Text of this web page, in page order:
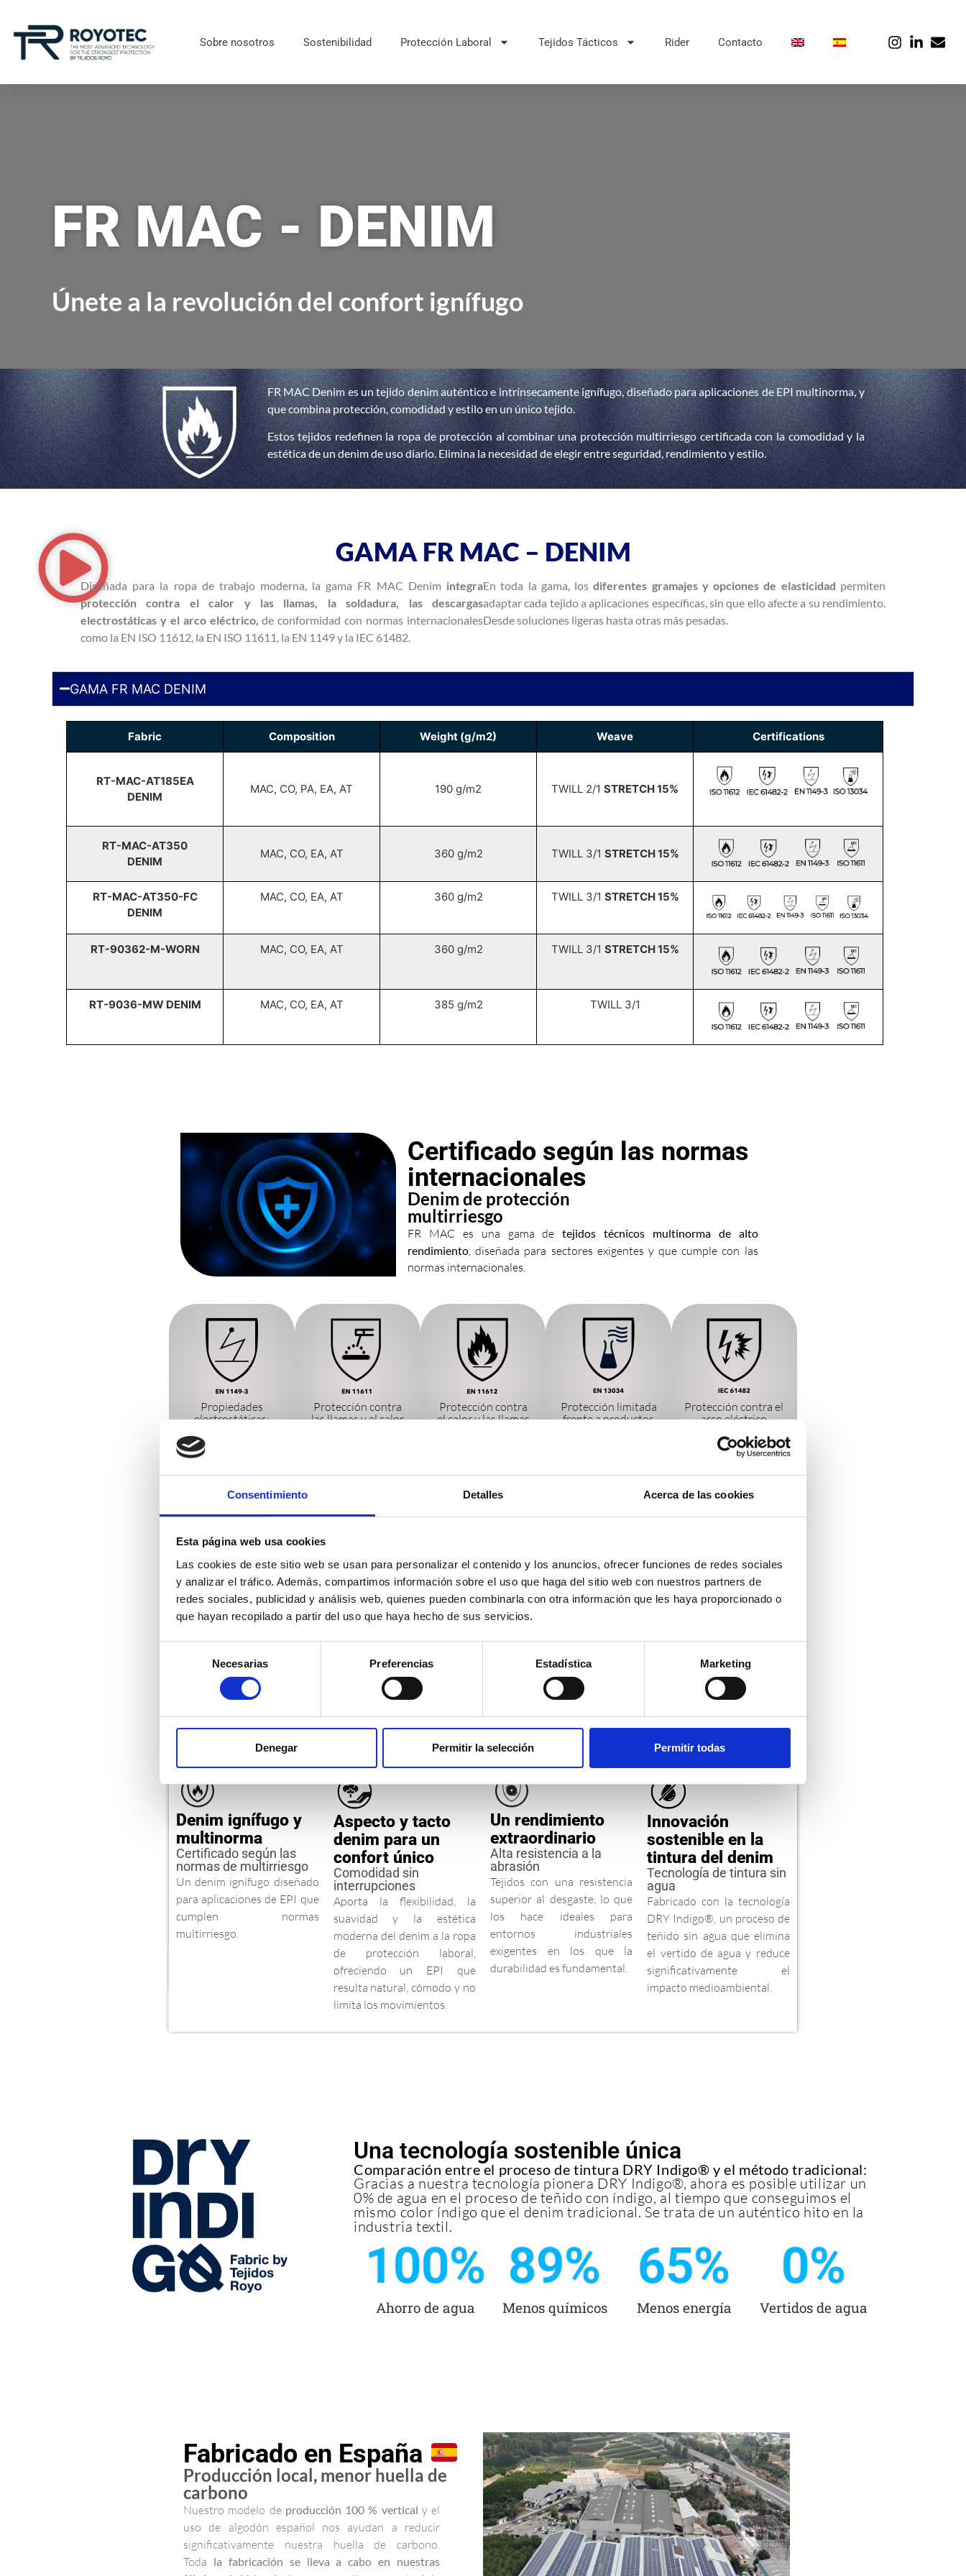
Consentimiento Detalles Acerca de las cookies
Esta página web usa cookies
Las cookies de este sitio web se usan para personalizar el contenido y los anuncios, ofrecer funciones de redes sociales
y analizar el tráfico. Además, compartimos información sobre el uso que haga del sitio web con nuestros partners de
redes sociales, publicidad y análisis web, quienes pueden combinarla con otra información que les haya proporcionado o
que hayan recopilado a partir del uso que haya hecho de sus servicios.
consentimiento
Necesarias Preferencias Estadística Marketing
Denegar Permitir la selección Permitir todas
Sobre nosotros Sostenibilidad Protección Laboral Tejidos Tácticos Rider Contacto
FR MAC - DENIM
Únete a la revolución del confort ignífugo
FR MAC Denim es un tejido denim auténtico e intrínsecamente ignífugo, diseñado para aplicaciones de EPI multinorma, y
que combina protección, comodidad y estilo en un único tejido.
Estos tejidos redefinen la ropa de protección al combinar una protección multirriesgo certificada con la comodidad y la
estética de un denim de uso diario. Elimina la necesidad de elegir entre seguridad, rendimiento y estilo.
GAMA FR MAC – DENIM
Diseñada para la ropa de trabajo moderna, la gama FR MAC Denim integra
protección contra el calor y las llamas, la soldadura, las descargas
electrostáticas y el arco eléctrico, de conformidad con normas internacionales
como la EN ISO 11612, la EN ISO 11611, la EN 1149 y la IEC 61482.
En toda la gama, losdiferentes gramajes y opciones de elasticidad permiten
adaptar cada tejido a aplicaciones específicas, sin que ello afecte a su rendimiento.
Desde soluciones ligeras hasta otras más pesadas.
GAMA FR MAC DENIM
Fabric Composition Weight (g/m2) Weave Certifications
RT-MAC-AT185EA
DENIM
MAC, CO, PA, EA, AT 190 g/m2 TWILL 2/1STRETCH 15%
RT-MAC-AT350
DENIM
MAC, CO, EA, AT 360 g/m2 TWILL 3/1 STRETCH 15%
RT-MAC-AT350-FC
DENIM
MAC, CO, EA, AT 360 g/m2 TWILL 3/1 STRETCH 15%
RT-90362-M-WORN MAC, CO, EA, AT 360 g/m2 TWILL 3/1 STRETCH 15%
RT-9036-MW DENIM MAC, CO, EA, AT 385 g/m2 TWILL 3/1
Certificado según las normas
internacionales
Denim de protección
multirriesgo
FR MAC es una gama detejidos técnicos multinorma de alto
rendimiento , diseñada para sectores exigentes y que cumple con las
normas internacionales.
Propiedades
electrostáticas:
Protección contra
las llamas y el calor
Protección contra
el calor y las llamas
Protección limitada
frente a productos
Protección contra el
arco eléctrico
EL AUTÉNTICO DENIM
INTRÍNSECAMENTE IGNÍFUGO
Denim ignífugo y
multinorma
Certificado según las
normas de multirriesgo
Un denim ignífugo diseñado
para aplicaciones de EPI que
cumplen normas
multirriesgo.
Aspecto y tacto
denim para un
confort único
Comodidad sin
interrupciones
Aporta la flexibilidad, la
suavidad y la estética
moderna del denim a la ropa
de protección laboral,
ofreciendo un EPI que
resulta natural, cómodo y no
limita los movimientos.
Un rendimiento
extraordinario
Alta resistencia a la
abrasión
Tejidos con una resistencia
superior al desgaste, lo que
los hace ideales para
entornos industriales
exigentes en los que la
durabilidad es fundamental.
Innovación
sostenible en la
tintura del denim
Tecnología de tintura sin
agua
Fabricado con la tecnología
DRY Indigo®, un proceso de
teñido sin agua que elimina
el vertido de agua y reduce
significativamente el
impacto medioambiental.
Una tecnología sostenible única
Comparación entre el proceso de tintura DRY Indigo® y el método tradicional:
Gracias a nuestra tecnología pionera DRY Indigo®, ahora es posible utilizar un
0% de agua en el proceso de teñido con índigo, al tiempo que conseguimos el
mismo color índigo que el denim tradicional. Se trata de un auténtico hito en la
industria textil.
Ahorro de agua
100%
Menos químicos
89%
Menos energía
65%
Vertidos de agua
0%
Fabricado en España
Producción local, menor huella de
carbono
Nuestro modelo de producción 100 % vertical y el
uso de algodón español nos ayudan a reducir
significativamente nuestra huella de carbono.
Toda la fabricación se lleva a cabo en nuestras